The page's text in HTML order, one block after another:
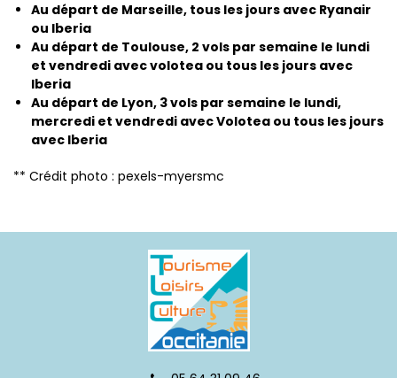
Au départ de Marseille, tous les jours avec Ryanair
ou Iberia
Au départ de Toulouse, 2 vols par semaine le lundi
et vendredi avec volotea ou tous les jours avec
Iberia
Au départ de Lyon, 3 vols par semaine le lundi,
mercredi et vendredi avec Volotea ou tous les jours
avec Iberia
** Crédit photo : pexels-myersmc